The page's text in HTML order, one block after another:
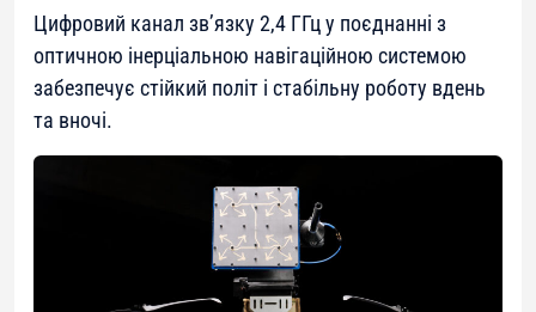
Цифровий канал зв’язку 2,4 ГГц у поєднанні з
оптичною інерціальною навігаційною системою
забезпечує стійкий політ і стабільну роботу вдень
та вночі.